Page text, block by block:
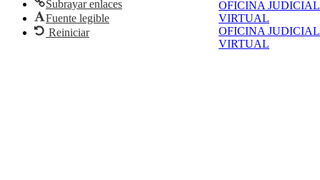
OFICINA JUDICIAL
VIRTUAL
OFICINA JUDICIAL
VIRTUAL
Subrayar enlaces
Fuente legible
Reiniciar